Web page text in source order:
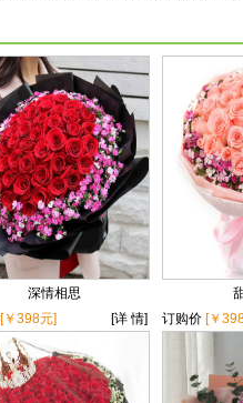
深情相思
[￥398元] [详 情]
订购价 [￥